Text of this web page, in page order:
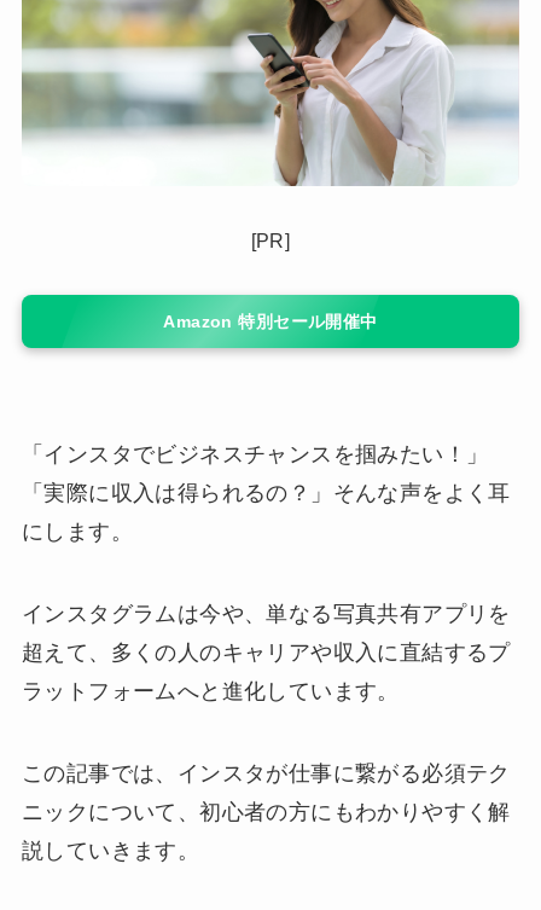
[PR]
Amazon 特別セール開催中
「インスタでビジネスチャンスを掴みたい！」
「実際に収入は得られるの？」そんな声をよく耳
にします。
インスタグラムは今や、単なる写真共有アプリを
超えて、多くの人のキャリアや収入に直結するプ
ラットフォームへと進化しています。
この記事では、インスタが仕事に繋がる必須テク
ニックについて、初心者の方にもわかりやすく解
説していきます。